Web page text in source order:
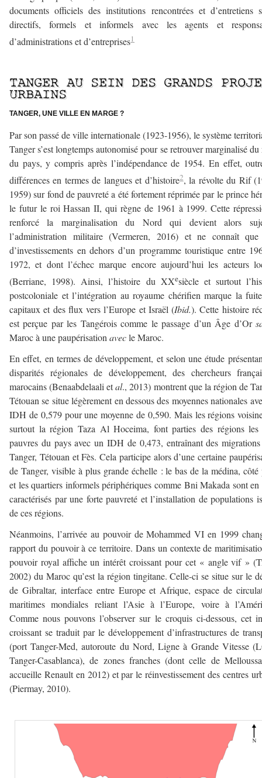
documents officiels des institutions rencontrées et d’entretiens
directifs, formels et informels avec les agents et
d’administrations et d’entreprises1
TANGER AU SEIN DES GRANDS
URBAINS
TANGER, UNE VILLE EN MARGE ?
Par son passé de ville internationale (1923-1956), le système
Tanger s’est longtemps autonomisé pour se retrouver marginalisé du
du pays, y compris après l’indépendance de 1954. En effet,
différences en termes de langues et d’histoire2, la révolte du Rif
1959) sur fond de pauvreté a été fortement réprimée par le prince
le futur le roi Hassan II, qui règne de 1961 à 1999. Cette
renforcé la marginalisation du Nord qui devient alors
l’administration militaire (Vermeren, 2016) et ne connaît
d’investissements en dehors d’un programme touristique entre
1972, et dont l’échec marque encore aujourd’hui les acteurs
(Berriane, 1998). Ainsi, l’histoire du XXesiècle et surtout
postcoloniale et l’intégration au royaume chérifien marque la
capitaux et des flux vers l’Europe et Israël (Ibid.). Cette histoire
est perçue par les Tangérois comme le passage d’un Âge d’Or
Maroc à une paupérisationavecle Maroc.
En effet, en termes de développement, et selon une étude
disparités régionales de développement, des chercheurs
marocains (Benaabdelaali etal., 2013) montrent que la région de
Tétouan se situe légèrement en dessous des moyennes nationales
IDH de 0,579 pour une moyenne de 0,590. Mais les régions
surtout la région Taza Al Hoceima, font parties des régions les
pauvres du pays avec un IDH de 0,473, entraînant des
Tanger, Tétouan et Fès. Cela participe alors d’une certaine
de Tanger, visible à plus grande échelle : le bas de la médina, côté
et les quartiers informels périphériques comme Bni Makada sont
caractérisés par une forte pauvreté et l’installation de populations
de ces régions.
Néanmoins, l’arrivée au pouvoir de Mohammed VI en 1999
rapport du pouvoir à ce territoire. Dans un contexte de
pouvoir royal affiche un intérêt croissant pour cet « angle vif »
2002) du Maroc qu’est la région tingitane. Celle-ci se situe sur le
de Gibraltar, interface entre Europe et Afrique, espace de
maritimes mondiales reliant l’Asie à l’Europe, voire à
Comme nous pouvons l’observer sur le croquis ci-dessous, cet
croissant se traduit par le développement d’infrastructures de
(port Tanger-Med, autoroute du Nord, Ligne à Grande Vitesse
Tanger-Casablanca), de zones franches (dont celle de
accueille Renault en 2012) et par le réinvestissement des centres
(Piermay, 2010).